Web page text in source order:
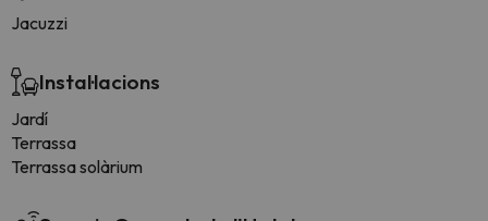
Jacuzzi
Instal·lacions
Jardí
Terrassa
Terrassa solàrium